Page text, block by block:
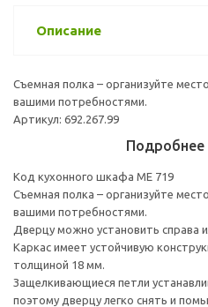
Описание
Съемная полка – организуйте
вашими потребностями.
Артикул: 692.267.99
Подробнее
Код кухонного шкафа ME 719
Съемная полка – организуйте
вашими потребностями.
Дверцу можно установить справа
Каркас имеет устойчивую
толщиной 18 мм.
Защелкивающиеся петли
поэтому дверцу легко снять и